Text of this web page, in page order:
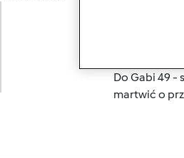
Ja też
Do Gabi 49 -
martwić o